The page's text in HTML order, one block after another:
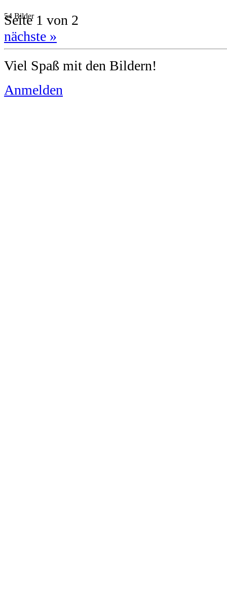
54 Bilder
Seite 1 von 2
nächste »
Viel Spaß mit den Bildern!
Anmelden